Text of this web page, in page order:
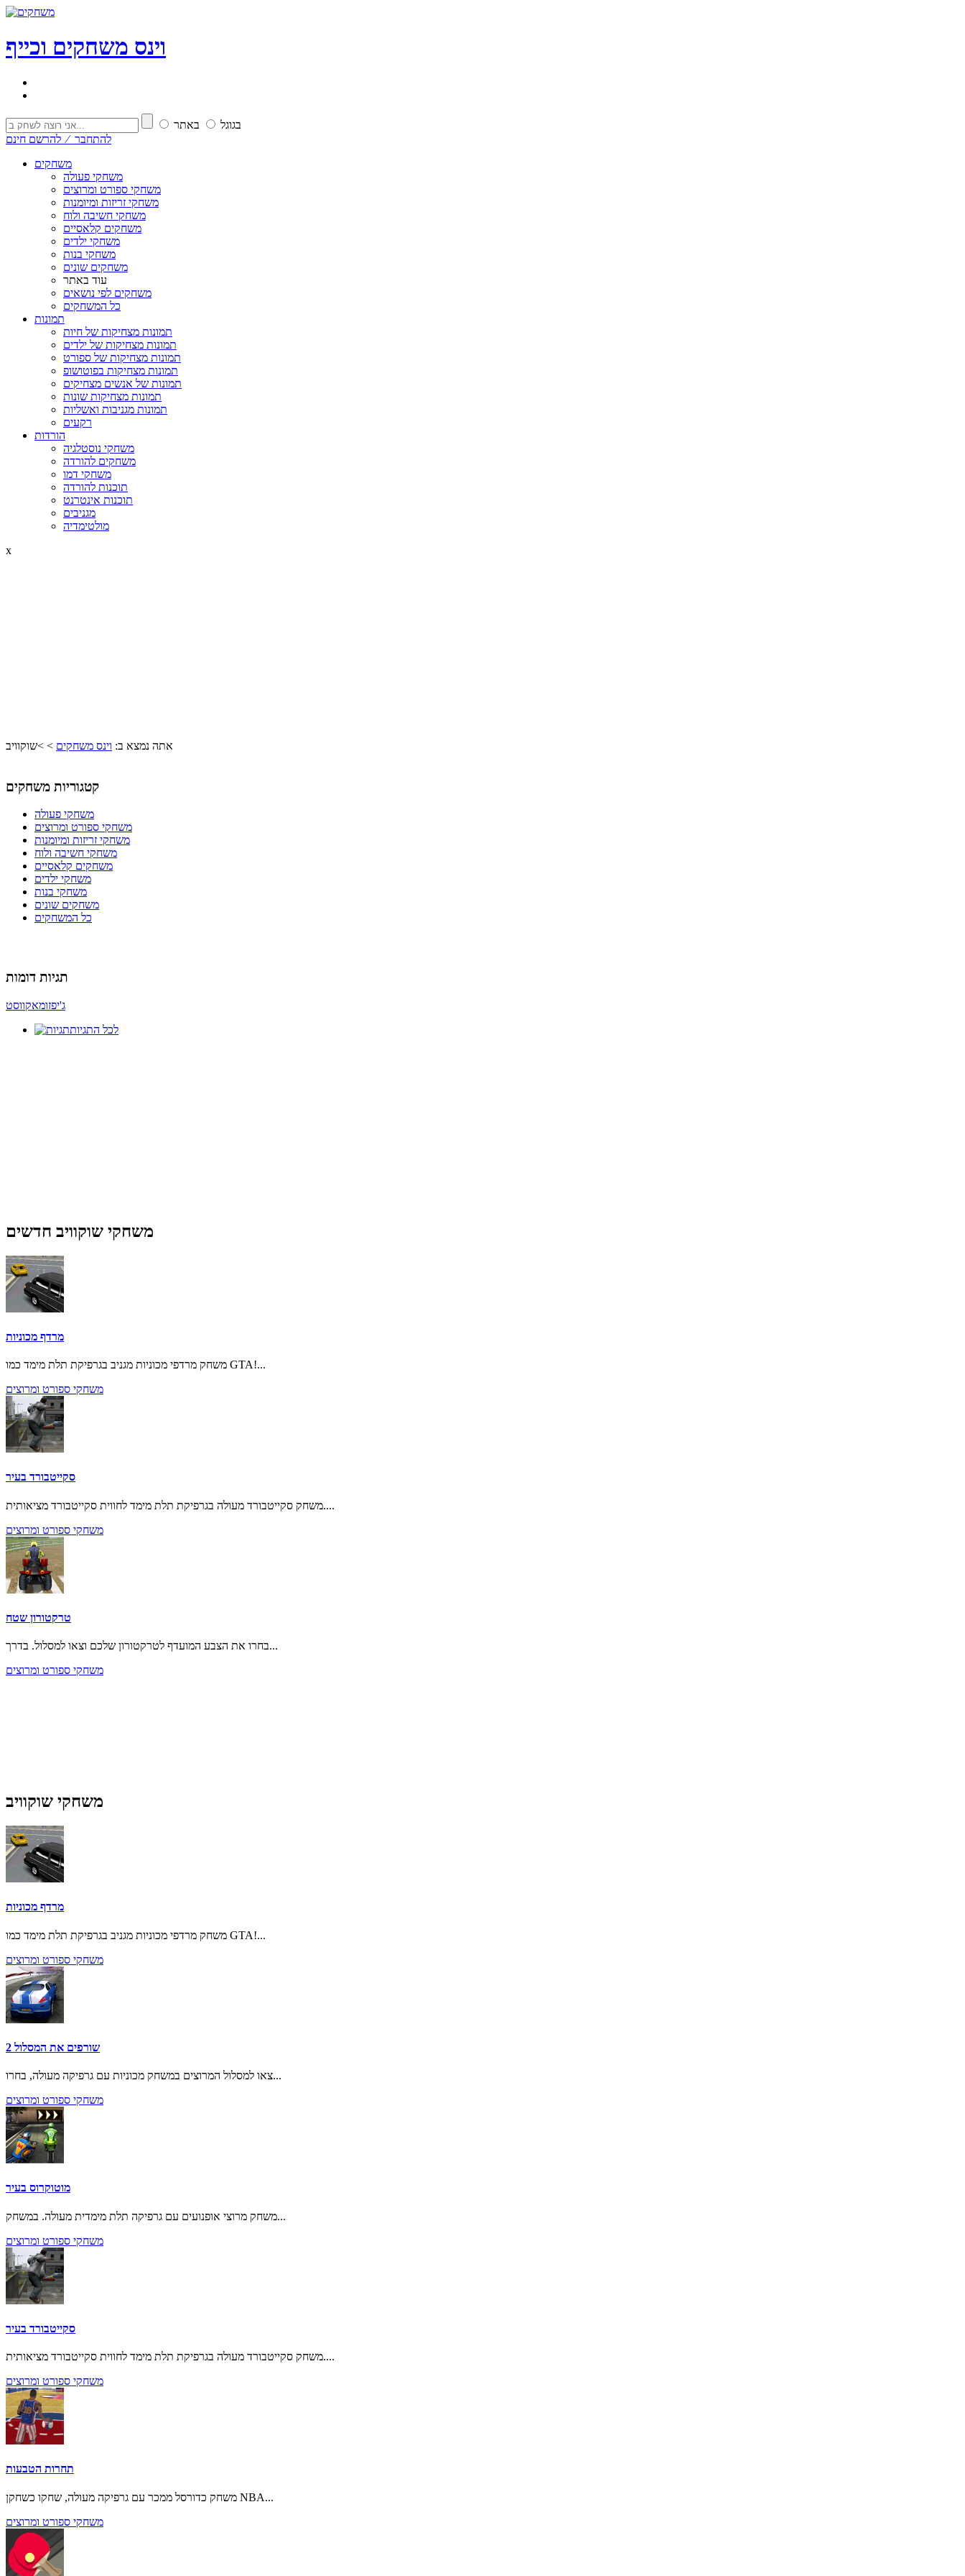
וינס משחקים וכייף
בגוגל
באתר
להתחבר ⁄ להרשם חינם
משחקים
משחקי פעולה
משחקי ספורט ומרוצים
משחקי זריזות ומיומנות
משחקי חשיבה ולוח
משחקים קלאסיים
משחקי ילדים
משחקי בנות
משחקים שונים
עוד באתר
משחקים לפי נושאים
כל המשחקים
תמונות
תמונות מצחיקות של חיות
תמונות מצחיקות של ילדים
תמונות מצחיקות של ספורט
תמונות מצחיקות בפוטושופ
תמונות של אנשים מצחיקים
תמונות מצחיקות שונות
תמונות מגניבות ואשליות
רקעים
הורדות
משחקי נוסטלגיה
משחקים להורדה
משחקי דמו
תוכנות להורדה
תוכנות אינטרנט
מגניבים
מולטימדיה
x
אתה נמצא ב: וינס משחקים >
>שוקוויב
קטגוריות משחקים
משחקי פעולה
משחקי ספורט ומרוצים
משחקי זריזות ומיומנות
משחקי חשיבה ולוח
משחקים קלאסיים
משחקי ילדים
משחקי בנות
משחקים שונים
כל המשחקים
תגיות דומות
ג'יפזומאקווסט
לכל התגיות
משחקי שוקוויב חדשים
מרדף מכוניות
משחק מרדפי מכוניות מגניב בגרפיקת תלת מימד כמו GTA!...
משחקי ספורט ומרוצים
סקייטבורד בעיר
משחק סקייטבורד מעולה בגרפיקת תלת מימד לחווית סקייטבורד מציאותית....
משחקי ספורט ומרוצים
טרקטורון שטח
בחרו את הצבע המועדף לטרקטורון שלכם וצאו למסלול. בדרך...
משחקי ספורט ומרוצים
משחקי שוקוויב
מרדף מכוניות
משחק מרדפי מכוניות מגניב בגרפיקת תלת מימד כמו GTA!...
משחקי ספורט ומרוצים
שורפים את המסלול 2
צאו למסלול המרוצים במשחק מכוניות עם גרפיקה מעולה, בחרו...
משחקי ספורט ומרוצים
מוטוקרוס בעיר
משחק מרוצי אופנועים עם גרפיקה תלת מימדית מעולה. במשחק...
משחקי ספורט ומרוצים
סקייטבורד בעיר
משחק סקייטבורד מעולה בגרפיקת תלת מימד לחווית סקייטבורד מציאותית....
משחקי ספורט ומרוצים
תחרות הטבעות
משחק כדורסל ממכר עם גרפיקה מעולה, שחקו כשחקן NBA...
משחקי ספורט ומרוצים